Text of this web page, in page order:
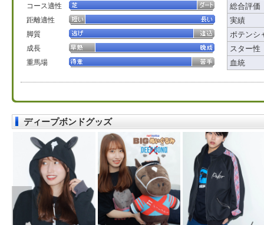
コース適性
距離適性
脚質
成長
重馬場
総合評価
実績
ポテンシ
スター性
血統
ディープボンドグッズ